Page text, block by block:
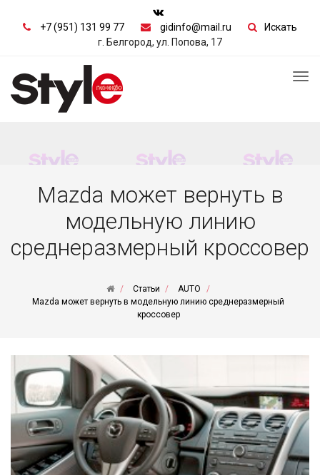
+7 (951) 131 99 77 gidinfo@mail.ru
Искать
г. Белгород, ул. Попова, 17
Mazda может вернуть в
модельную линию
среднеразмерный кроссовер
Статьи
AUTO
Mazda может вернуть в модельную линию среднеразмерный
кроссовер